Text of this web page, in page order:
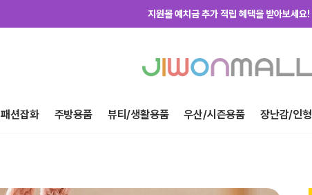
지원몰 위탁배송을 신청하세요!
지금 가입하고 첫구매 혜택 받아가세요!
패션잡화 주방용품 뷰티/생활용품 우산/시즌용품 장난감/인형